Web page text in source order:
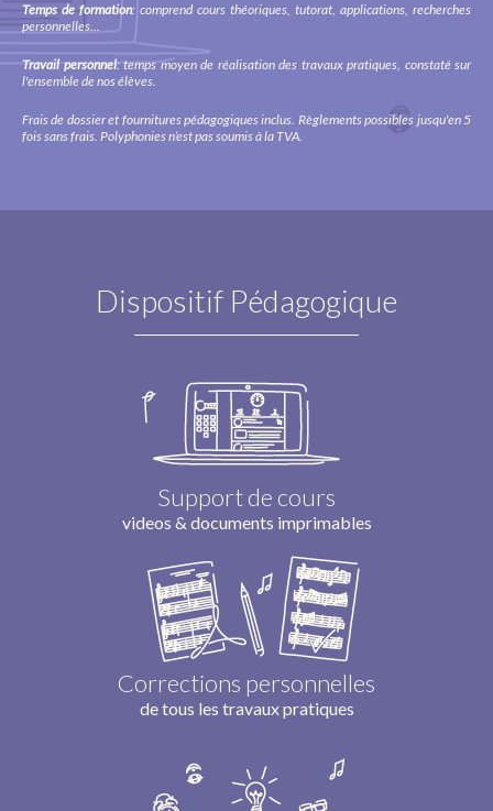
Temps de formation: comprend cours théoriques, tutorat, applications, recherches
personnelles...
Travail personnel: temps moyen de réalisation des travaux pratiques, constaté sur
l'ensemble de nos élèves.
Frais de dossier et fournitures pédagogiques inclus. Règlements possibles jusqu'en 5
fois sans frais. Polyphonies n’est pas soumis à la TVA.
Dispositif Pédagogique
Support de cours
videos & documents imprimables
Corrections personnelles
de tous les travaux pratiques